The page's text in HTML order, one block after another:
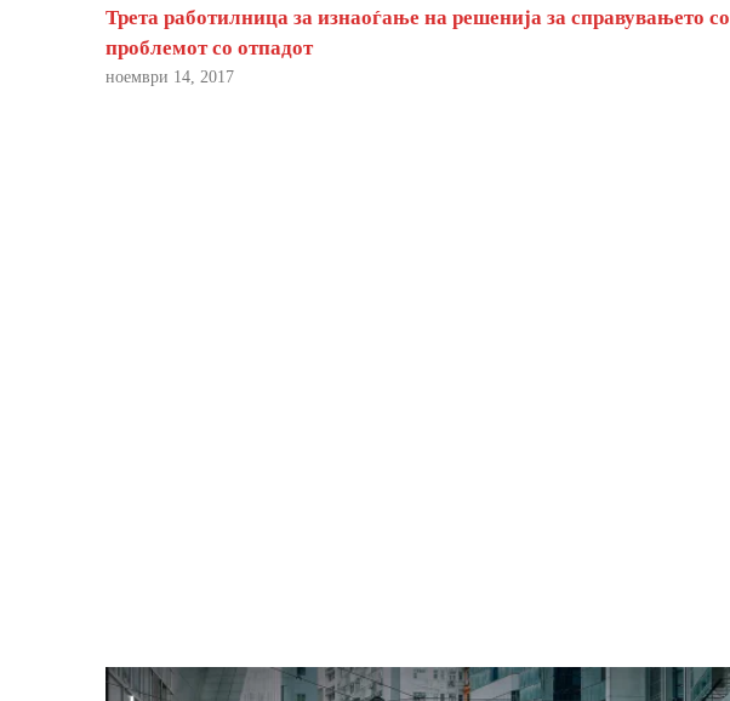
Трета работилница за изнаоѓање на решенија за справувањето со
проблемот со отпадот
ноември 14, 2017